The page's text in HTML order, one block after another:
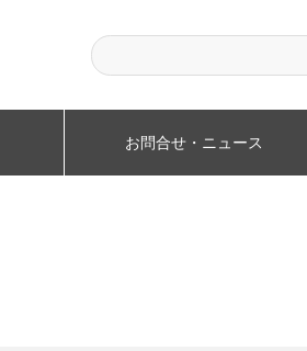
お問合せ・ニュース